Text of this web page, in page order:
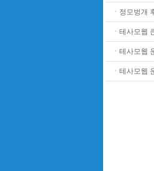
ㆍ정모벙개
ㆍ테사모웹
ㆍ테사모웹
ㆍ테사모웹